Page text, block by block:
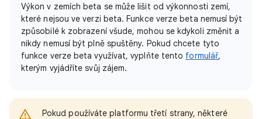
Výkon v zemích beta se může lišit od výkonnosti zemí,
které nejsou ve verzi beta. Funkce verze beta nemusí být
způsobilé k zobrazení všude, mohou se kdykoli změnit a
nikdy nemusí být plně spuštěny. Pokud chcete tyto
funkce verze beta využívat, vyplňte tento formulář,
kterým vyjádříte svůj zájem.
Pokud používáte platformu třetí strany, některé